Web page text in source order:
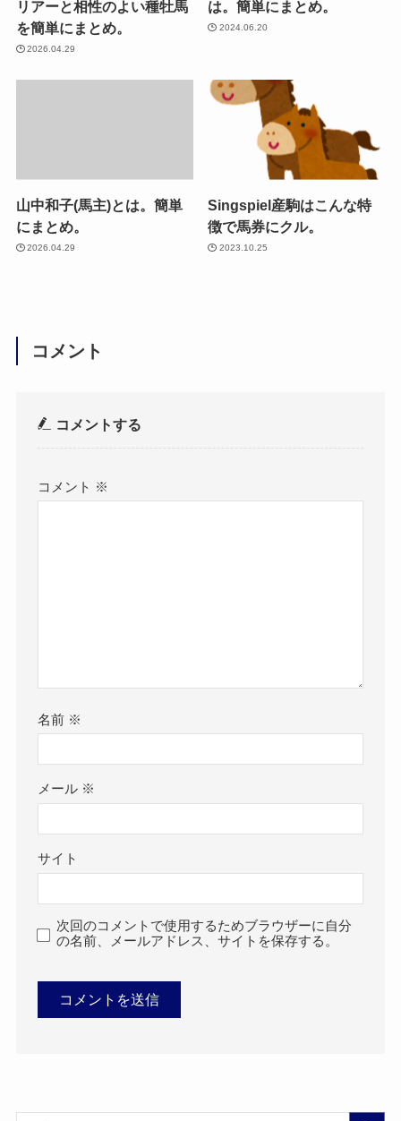
リアーと相性のよい種牡馬
を簡単にまとめ。
2026.04.29
は。簡単にまとめ。
2024.06.20
山中和子(馬主)とは。簡単
にまとめ。
2026.04.29
Singspiel産駒はこんな特
徴で馬券にクル。
2023.10.25
コメント
コメントする
コメント ※
名前 ※
メール ※
サイト
次回のコメントで使用するためブラウザーに自分
の名前、メールアドレス、サイトを保存する。